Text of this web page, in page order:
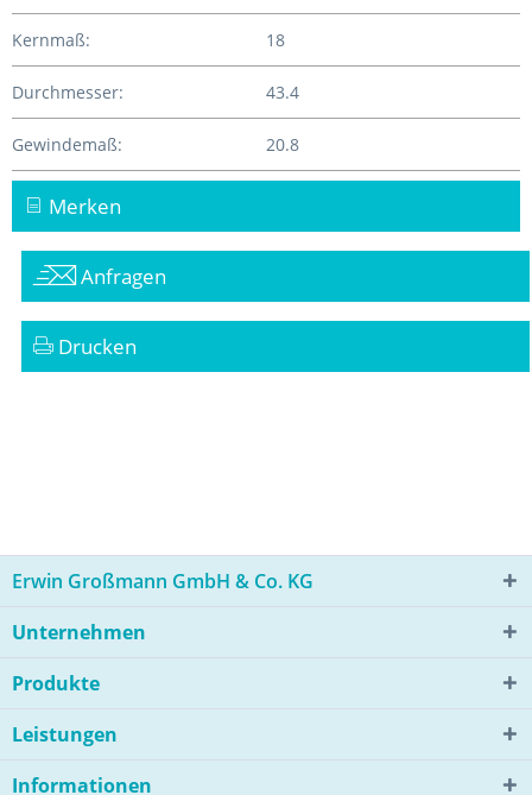
Kernmaß: 18
Durchmesser: 43.4
Gewindemaß: 20.8
Merken
Anfragen
Drucken
Erwin Großmann GmbH & Co. KG
Unternehmen
Produkte
Leistungen
Informationen